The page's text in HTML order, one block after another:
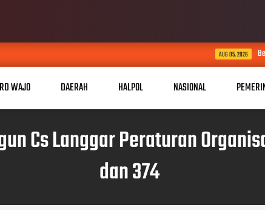
Bersama Rakyat TNI
WAJO DAERAH HALPOL NASIONAL
Cs Langgar Peraturan
dan 374